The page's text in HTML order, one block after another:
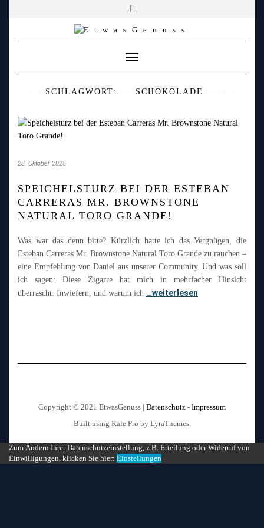
Toggle
Navigation
SCHLAGWORT: SCHOKOLADE
28. Oktober 2025
SPEICHELSTURZ BEI DER ESTEBAN
CARRERAS MR. BROWNSTONE
NATURAL TORO GRANDE!
Was war das denn bitte? Kürzlich hatte ich das Vergnügen, die
Esteban Carreras Mr. Brownstone Natural Toro Grande zu rauchen –
eine Empfehlung von Daniel aus unserer Community. Und was soll
ich sagen: Diese Zigarre hat mich in mehrfacher Hinsicht
überrascht. Inwiefern, und warum ich …weiterlesen
Copyright © 2021 EtwasGenuss | Datenschutz - Impressum
Built using Kale Pro by LyraThemes.
Zum Ändern Ihrer Datenschutzeinstellung, z.B. Erteilung oder Widerruf von
Einwilligungen, klicken Sie hier: Einstellungen